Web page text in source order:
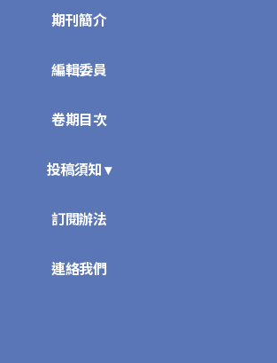
期刊簡介
編輯委員
卷期目次
投稿須知 ▾
訂閱辦法
連絡我們